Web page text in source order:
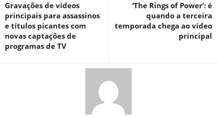
Gravações de vídeos
principais para assassinos
e títulos picantes com
novas captações de
programas de TV
‘The Rings of Power’: é
quando a terceira
temporada chega ao vídeo
principal